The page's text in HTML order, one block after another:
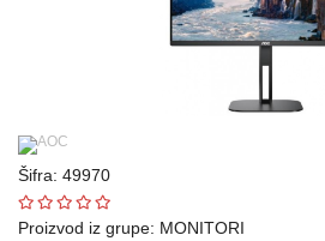
tehnika
Telefoni
Šifra: 49970
Proizvod iz grupe: MONITORI